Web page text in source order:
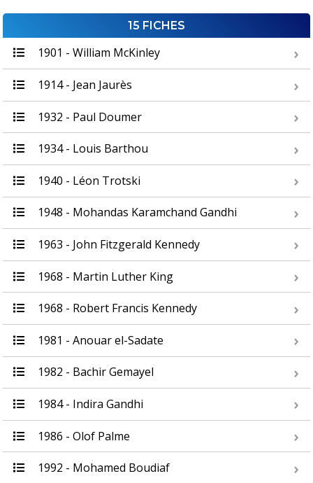
15 FICHES
1901 - William McKinley
1914 - Jean Jaurès
1932 - Paul Doumer
1934 - Louis Barthou
1940 - Léon Trotski
1948 - Mohandas Karamchand Gandhi
1963 - John Fitzgerald Kennedy
1968 - Martin Luther King
1968 - Robert Francis Kennedy
1981 - Anouar el-Sadate
1982 - Bachir Gemayel
1984 - Indira Gandhi
1986 - Olof Palme
1992 - Mohamed Boudiaf